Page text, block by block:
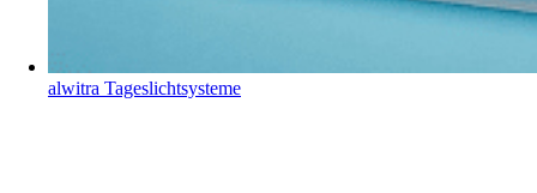
alwitra Tageslichtsysteme